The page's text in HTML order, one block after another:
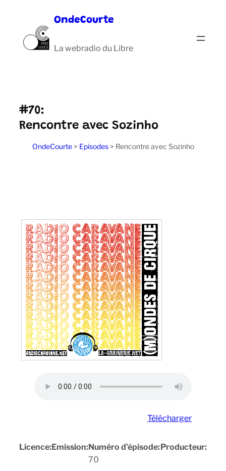
contenu
OndeCourte
La webradio du Libre
#70:
Rencontre avec Sozinho
OndeCourte> Episodes> Rencontre avec Sozinho
Télécharger
Licence:Emission:Numéro d’épisode:
70
Producteur: